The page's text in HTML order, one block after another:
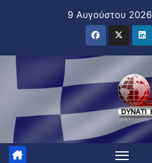
9 Αυγούστου 2026